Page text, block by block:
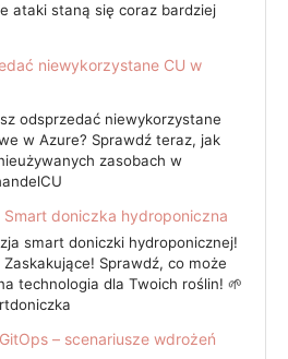
ataki staną się coraz bardziej
niewykorzystane CU w
odsprzedać niewykorzystane
w Azure? Sprawdź teraz, jak
zasobach w
Smart doniczka hydroponiczna
smart doniczki hydroponicznej!
Sprawdź, co może
technologia dla Twoich roślin! 🌱
– scenariusze wdrożeń